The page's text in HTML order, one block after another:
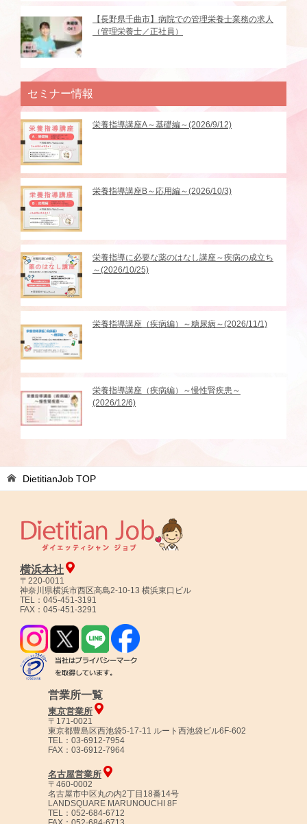
【長野県千曲市】病院での管理栄養士業務の求人
（管理栄養士／正社員）
セミナー情報
栄養指導講座A～基礎編～(2026/9/12)
栄養指導講座B～応用編～(2026/10/3)
栄養指導に必要な薬のはなし講座～疾病の成立ち
～(2026/10/25)
栄養指導講座（疾病編）～糖尿病～(2026/11/1)
栄養指導講座（疾病編）～慢性腎疾患～
(2026/12/6)
DietitianJob TOP
横浜本社
〒220-0011
神奈川県横浜市西区高島2-10-13 横浜東口ビル
TEL：045-451-3191
FAX：045-451-3291
営業所一覧
東京営業所
〒171-0021
東京都豊島区西池袋5-17-11 ルート西池袋ビル6F-602
TEL：03-6912-7954
FAX：03-6912-7964
名古屋営業所
〒460-0002
名古屋市中区丸の内2丁目18番14号
LANDSQUARE MARUNOUCHI 8F
TEL：052-684-6712